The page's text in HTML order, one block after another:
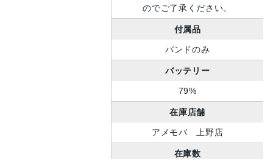
のでご了承ください。
付属品
バンドのみ
バッテリー
79%
在庫店舗
アメモバ 上野店
在庫数